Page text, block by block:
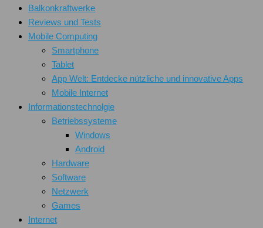
Balkonkraftwerke
Reviews und Tests
Mobile Computing
Smartphone
Tablet
App Welt: Entdecke nützliche und innovative Apps
Mobile Internet
Informationstechnolgie
Betriebssysteme
Windows
Android
Hardware
Software
Netzwerk
Games
Internet